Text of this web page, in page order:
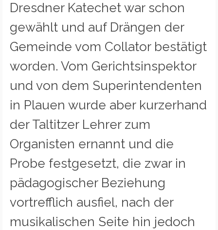
Dresdner Katechet war schon
gewählt und auf Drängen der
Gemeinde vom Collator bestätigt
worden. Vom Gerichtsinspektor
und von dem Superintendenten
in Plauen wurde aber kurzerhand
der Taltitzer Lehrer zum
Organisten ernannt und die
Probe festgesetzt, die zwar in
pädagogischer Beziehung
vortrefflich ausfiel, nach der
musikalischen Seite hin jedoch